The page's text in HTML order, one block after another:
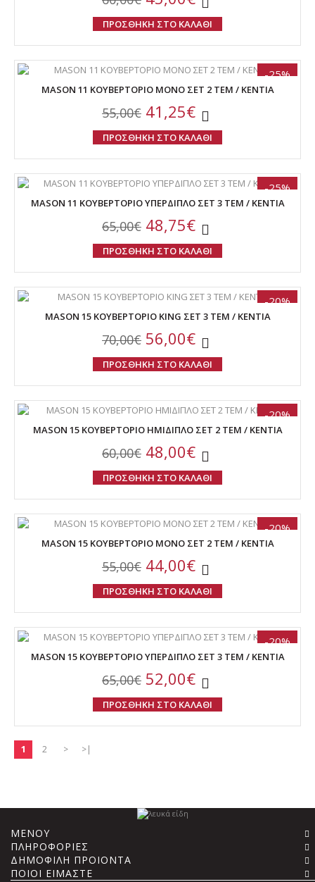
ΠΡΟΣΘΗΚΗ ΣΤΟ ΚΑΛΑΘΙ
-25%
MASON 11 ΚΟΥΒΕΡΤΟΡΙΟ ΜΟΝΟ ΣΕΤ 2 ΤΕΜ / KENTIA
55,00€ 41,25€
ΠΡΟΣΘΗΚΗ ΣΤΟ ΚΑΛΑΘΙ
-25%
MASON 11 ΚΟΥΒΕΡΤΟΡΙΟ ΥΠΕΡΔΙΠΛΟ ΣΕΤ 3 ΤΕΜ / KENTIA
65,00€ 48,75€
ΠΡΟΣΘΗΚΗ ΣΤΟ ΚΑΛΑΘΙ
-20%
MASON 15 ΚΟΥΒΕΡΤΟΡΙΟ KING ΣΕΤ 3 ΤΕΜ / KENTIA
70,00€ 56,00€
ΠΡΟΣΘΗΚΗ ΣΤΟ ΚΑΛΑΘΙ
-20%
MASON 15 ΚΟΥΒΕΡΤΟΡΙΟ ΗΜΙΔΙΠΛΟ ΣΕΤ 2 ΤΕΜ / KENTIA
60,00€ 48,00€
ΠΡΟΣΘΗΚΗ ΣΤΟ ΚΑΛΑΘΙ
-20%
MASON 15 ΚΟΥΒΕΡΤΟΡΙΟ ΜΟΝΟ ΣΕΤ 2 ΤΕΜ / KENTIA
55,00€ 44,00€
ΠΡΟΣΘΗΚΗ ΣΤΟ ΚΑΛΑΘΙ
-20%
MASON 15 ΚΟΥΒΕΡΤΟΡΙΟ ΥΠΕΡΔΙΠΛΟ ΣΕΤ 3 ΤΕΜ / KENTIA
65,00€ 52,00€
ΠΡΟΣΘΗΚΗ ΣΤΟ ΚΑΛΑΘΙ
1 2 > >|
ΜΕΝΟΥ
ΠΛΗΡΟΦΟΡΙΕΣ
ΔΗΜΟΦΙΛΗ ΠΡΟΙΟΝΤΑ
ΠΟΙΟΙ ΕΙΜΑΣΤΕ